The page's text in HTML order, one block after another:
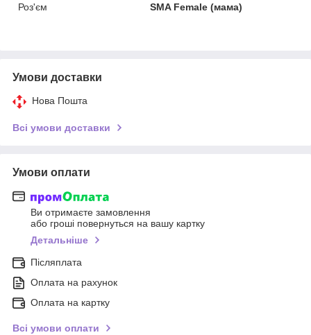
Роз'єм
SMA Female (мама)
Умови доставки
Нова Пошта
Всі умови доставки
Умови оплати
Ви отримаєте замовлення
або гроші повернуться на вашу картку
Детальніше
Післяплата
Оплата на рахунок
Оплата на картку
Всі умови оплати